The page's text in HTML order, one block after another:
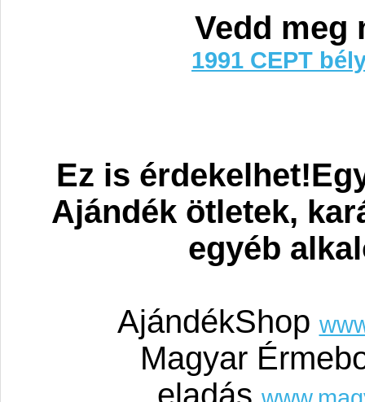
Vedd meg
1991 CEPT
Ez is
Ajándék ötletek,
egyéb
AjándékShop
Magyar
eladás